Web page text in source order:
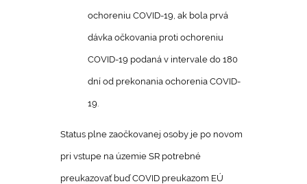
ochoreniu COVID-19, ak bola prvá
dávka očkovania proti ochoreniu
COVID-19 podaná v intervale do 180
dní od prekonania ochorenia COVID-
19.
Status plne zaočkovanej osoby je po novom
pri vstupe na územie SR potrebné
preukazovať buď COVID preukazom EÚ